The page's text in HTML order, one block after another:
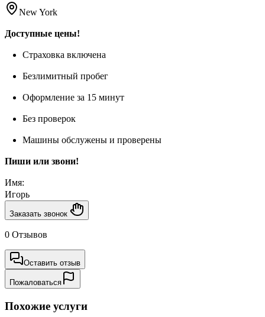
New York
Доступные цены!
Страховка включена
Безлимитный пробег
Оформление за 15 минут
Без проверок
Машины обслужены и проверены
Пиши или звони!
Имя:
Игорь
Заказать звонок
0 Отзывов
Оставить отзыв
Пожаловаться
Похожие услуги